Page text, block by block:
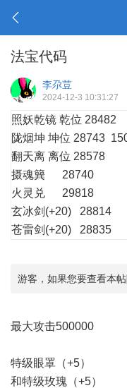
法宝代码
李尕荳
2024-12-3 10:31:27
照妖乾镜 乾位 28482
陇烟坤 坤位 28743
翻天离 离位 28578
摄魂簨 28740
火灵兑 29818
玄冰剑(+20) 28814
苍雷剑(+20) 28835
游客，如果您要查看本
最大攻击500000
特级眼罩（+5）
和特级玫瑰（+5）